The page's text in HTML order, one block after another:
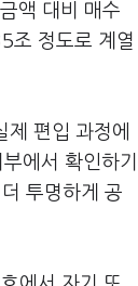
액 대비 매수
조 정도로 계열
편입 과정에
에서 확인하기
투명하게 공